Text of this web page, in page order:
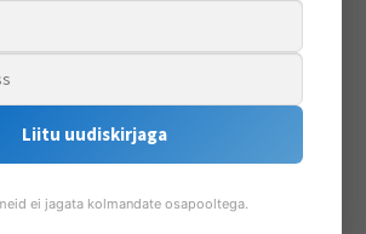
Liitu uudiskirjaga
ei jagata kolmandate osapooltega.